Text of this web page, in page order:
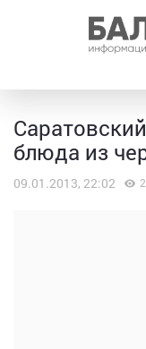
блюда из
09.01.2013, 22:02